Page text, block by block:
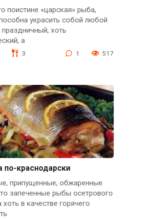
поистине «царская» рыба,
украсить собой любой
праздничный, хоть
а
3 1 517
по-краснодарски
припущенные, обжаренные
запеченные рыбы осетрового
в качестве горячего